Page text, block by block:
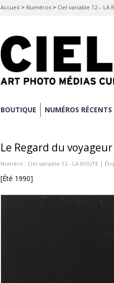
Accueil > Numéros > Ciel variable 12 – LA
Aller
principal
BOUTIQUE NUMÉROS RÉCENTS
Le Regard du
Numéro : Ciel variable 12 - LA ROUTE |
[Été 1990]